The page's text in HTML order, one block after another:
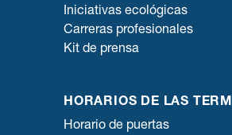
Iniciativas ecológicas
Carreras profesionales
Kit de prensa
HORARIOS DE LAS
Horario de puertas